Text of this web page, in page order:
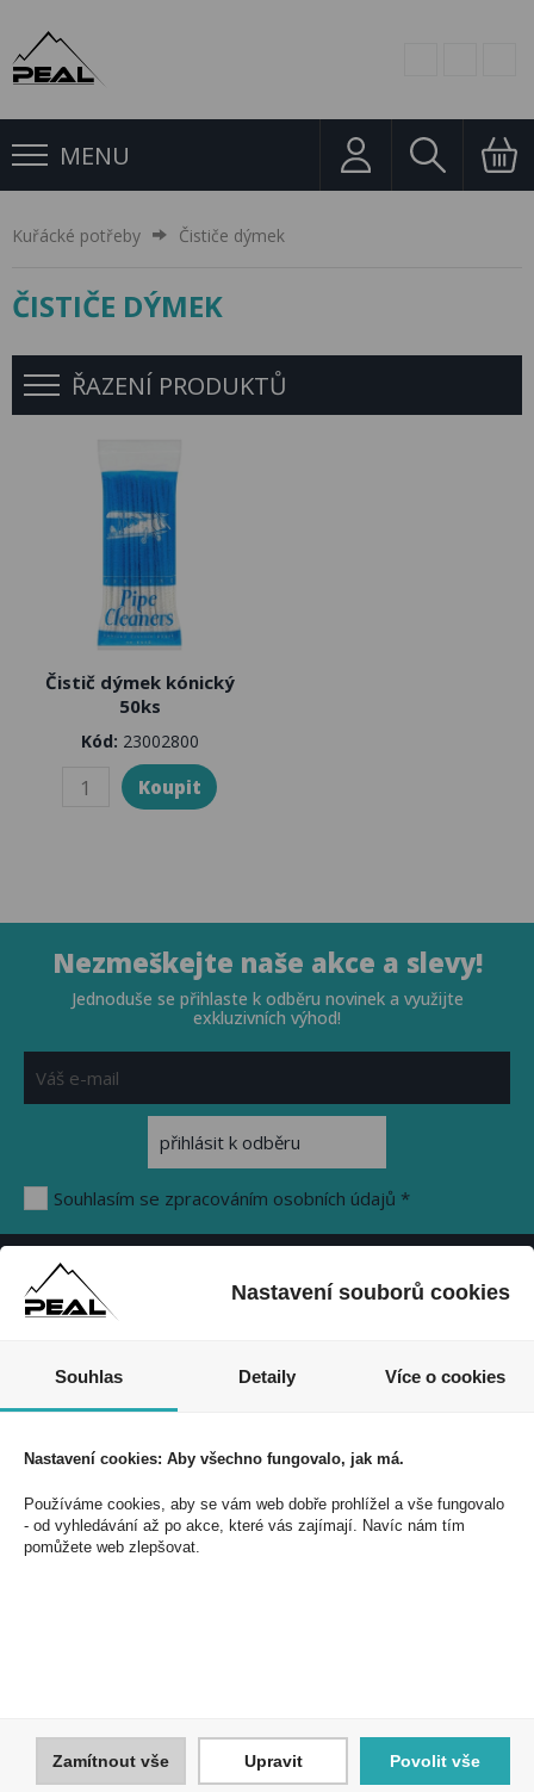
MENU
Kuřácké potřeby Čističe dýmek
ČISTIČE DÝMEK
ŘAZENÍ PRODUKTŮ
Čistič dýmek kónický
50ks
Kód: 23002800
Nezmeškejte naše akce a slevy!
Jednoduše se přihlaste k odběru novinek a využijte
exkluzivních výhod!
Souhlasím se zpracováním osobních údajů *
PEAL a.s.
Česká republika
E-mail: info@peal.cz
VŠE O NÁKUPU, ESHOP
Registrace
Zapomenuté heslo
Nastavení souborů cookies
Souhlas Detaily Více o cookies
Nastavení cookies: Aby všechno fungovalo, jak má.
Používáme cookies, aby se vám web dobře prohlížel a vše fungovalo
- od vyhledávání až po akce, které vás zajímají. Navíc nám tím
pomůžete web zlepšovat.
Zamítnout vše Upravit Povolit vše